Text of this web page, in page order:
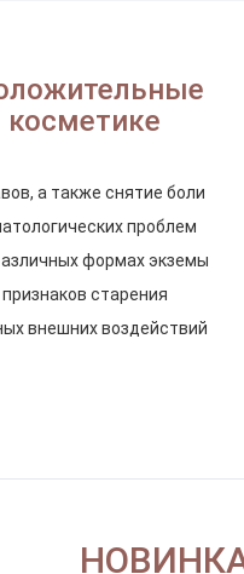
а также снятие боли
проблем
формах экземы
старения
внешних воздействий
НОВИНКА